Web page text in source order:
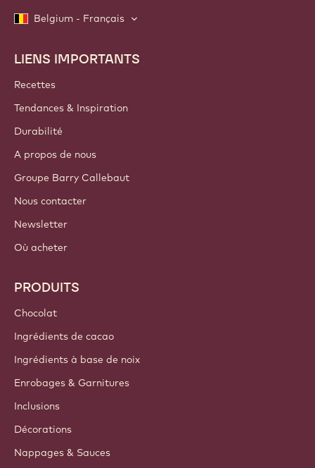
Belgium - Français
Footer
Callebaut
LIENS IMPORTANTS
Recettes
Tendances & Inspiration
Durabilité
A propos de nous
Groupe Barry Callebaut
Nous contacter
Newsletter
Où acheter
PRODUITS
Chocolat
Ingrédients de cacao
Ingrédients à base de noix
Enrobages & Garnitures
Inclusions
Décorations
Nappages & Sauces